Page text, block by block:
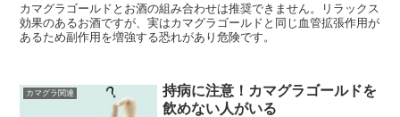
カマグラゴールドとお酒の組み合わせは推奨できません。リラックス
効果のあるお酒ですが、実はカマグラゴールドと同じ血管拡張作用が
あるため副作用を増強する恐れがあり危険です。
カマグラ関連
持病に注意！カマグラゴールドを
飲めない人がいる